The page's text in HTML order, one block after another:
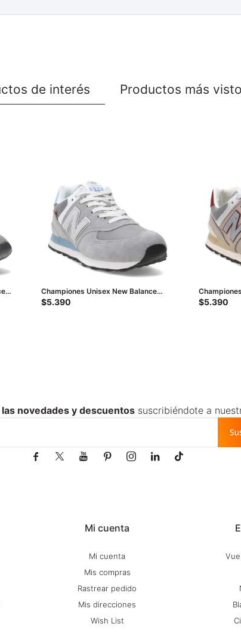
de interés Productos más
Championes Unisex New Balance
Classics Traditionnels - Gris - Celeste
$5.390
Classics
$5.390
Mi cuenta
Mi cuenta
Mis compras
Rastrear pedido
Mis direcciones
Wish List
novedades y descuentossuscribiéndote a
      